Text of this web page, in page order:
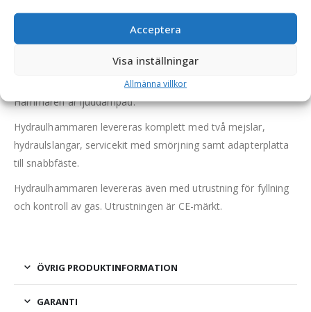
Acceptera
Visa inställningar
Allmänna villkor
maskinvikt 16-24 ton
SMC hydraulhammare är ett robust och driftsäkert verktyg,
baserad på olja/gas patent med enbart två rörliga delar.
Hammaren är ljuddämpad.
Hydraulhammaren levereras komplett med två mejslar,
hydraulslangar, servicekit med smörjning samt adapterplatta
till snabbfäste.
Hydraulhammaren levereras även med utrustning för fyllning
och kontroll av gas. Utrustningen är CE-märkt.
ÖVRIG PRODUKTINFORMATION
GARANTI